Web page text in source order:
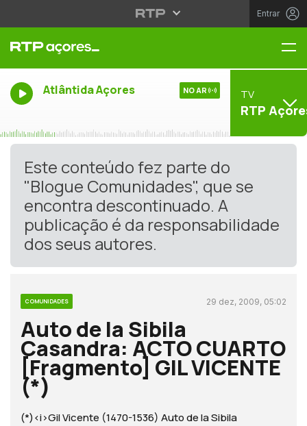
Entrar
Atlântida Açores NO AR TV
RTP
Este conteúdo fez parte do
"Blogue Comunidades", que se
encontra descontinuado. A
publicação é da responsabilidade
dos seus autores.
COMUNIDADES 29 dez, 2009, 05:02
Auto de la Sibila
Casandra: ACTO CUARTO
[Fragmento] GIL VICENTE
(*)
(*)<i>Gil Vicente (1470-1536) Auto de la Sibila